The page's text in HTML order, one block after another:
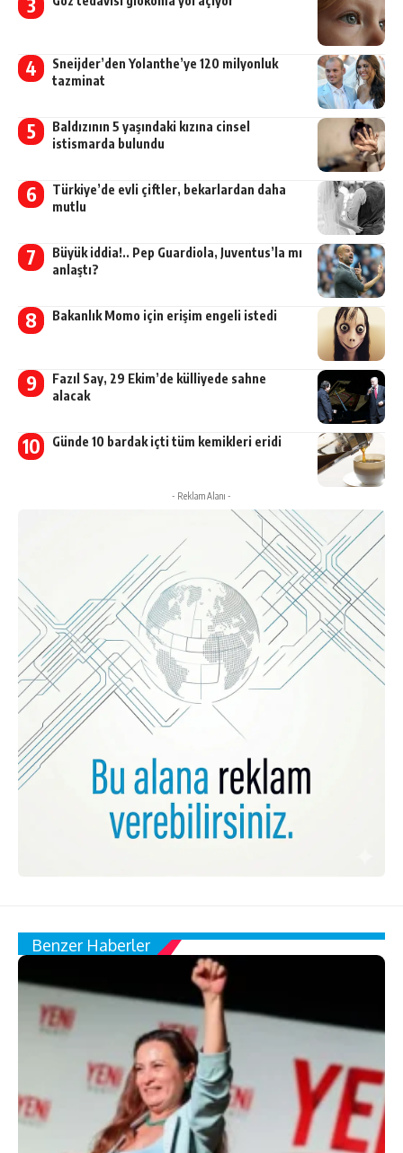
Sneijder’den Yolanthe’ye 120 milyonluk
tazminat
Baldızının 5 yaşındaki kızına cinsel
istismarda bulundu
Türkiye’de evli çiftler, bekarlardan daha
mutlu
Büyük iddia!.. Pep Guardiola, Juventus’la mı
anlaştı?
Bakanlık Momo için erişim engeli istedi
Fazıl Say, 29 Ekim’de külliyede sahne
alacak
Günde 10 bardak içti tüm kemikleri eridi
- Reklam Alanı -
Benzer Haberler